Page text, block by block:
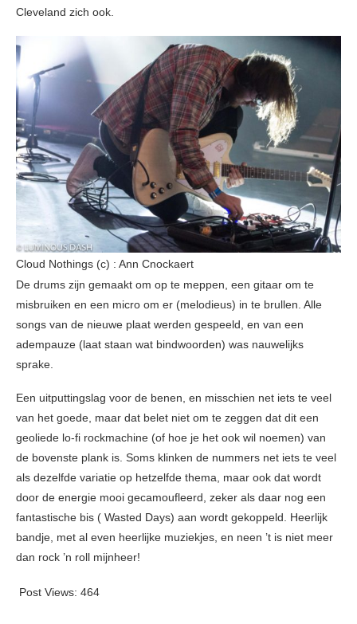
Cleveland zich ook.
Cloud Nothings (c) : Ann Cnockaert
De drums zijn gemaakt om op te meppen, een gitaar om te
misbruiken en een micro om er (melodieus) in te brullen. Alle
songs van de nieuwe plaat werden gespeeld, en van een
adempauze (laat staan wat bindwoorden) was nauwelijks
sprake.
Een uitputtingslag voor de benen, en misschien net iets te veel
van het goede, maar dat belet niet om te zeggen dat dit een
geoliede lo-fi rockmachine (of hoe je het ook wil noemen) van
de bovenste plank is. Soms klinken de nummers net iets te veel
als dezelfde variatie op hetzelfde thema, maar ook dat wordt
door de energie mooi gecamoufleerd, zeker als daar nog een
fantastische bis ( Wasted Days) aan wordt gekoppeld. Heerlijk
bandje, met al even heerlijke muziekjes, en neen ’t is niet meer
dan rock ’n roll mijnheer!
Post Views: 464